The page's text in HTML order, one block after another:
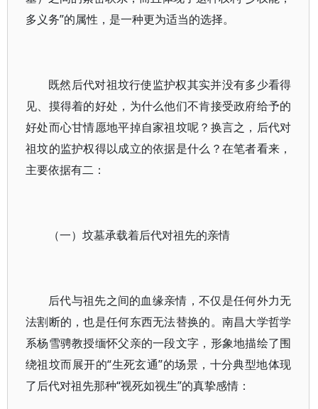
多义务”的属性，是一种更为适当的选择。
既然后代对祖坟行使监护权其实并没有多少看得
见、摸得着的好处，为什么他们不肯接受政府给予的
好处而心甘情愿地平掉自家祖坟呢？换言之，后代对
祖坟的监护权得以成立的依据是什么？在笔者看来，
主要依据有二：
（一）坟墓承载着后代对祖先的亲情
后代与祖先之间的血缘亲情，不仅是任何外力无
法割断的，也是任何东西无法替换的。南昌大学哲学
系杨雪骋教授缅怀父亲的一段文字，形象地描绘了围
绕祖坟而展开的“生死玄通”的场景，十分典型地体现
了后代对祖先那种“视死如视生”的真挚感情：